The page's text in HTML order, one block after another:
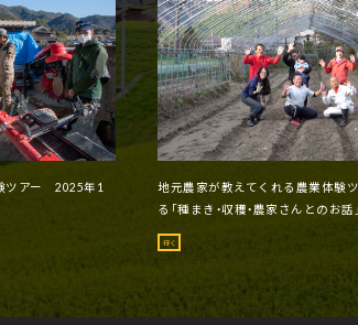
ツアー 2025年1
地元農家が教えてくれる農業体験
る「種まき・収穫・農家さんとのお
行く